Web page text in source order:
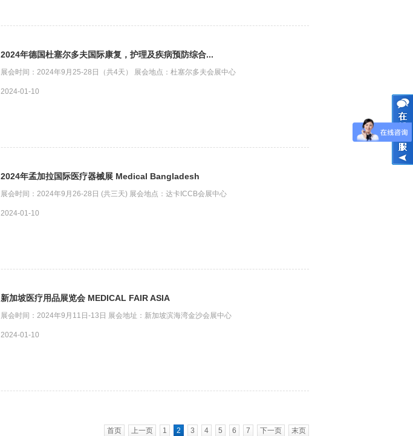
2024年德国杜塞尔多夫国际康复，护理及疾病预防综合...
展会时间：2024年9月25-28日（共4天） 展会地点：杜塞尔多夫会展中心
2024-01-10
2024年孟加拉国际医疗器械展 Medical Bangladesh
展会时间：2024年9月26-28日 (共三天) 展会地点：达卡ICCB会展中心
2024-01-10
新加坡医疗用品展览会 MEDICAL FAIR ASIA
展会时间：2024年9月11日-13日 展会地址：新加坡滨海湾金沙会展中心
2024-01-10
首页 上一页 1 2 3 4 5 6 7 下一页 末页